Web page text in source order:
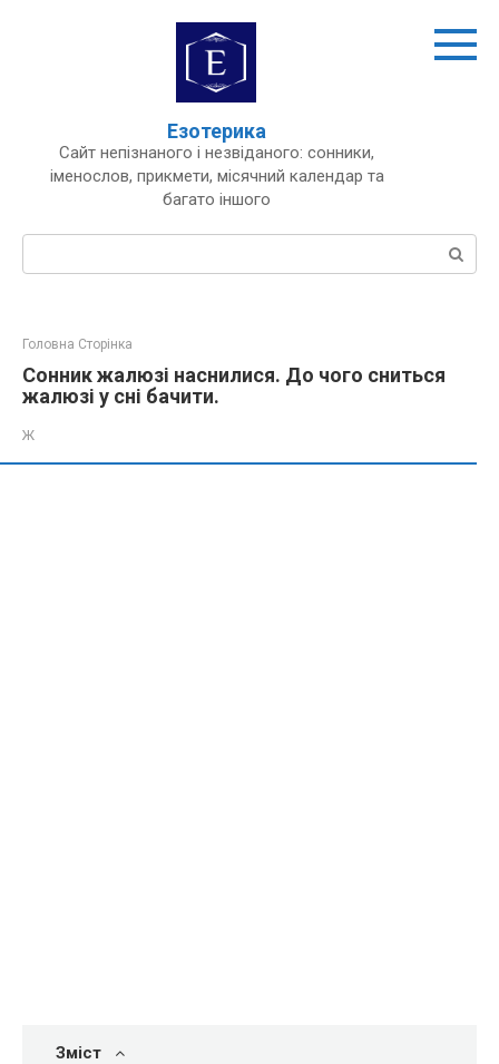
Езотерика
Сайт непізнаного і незвіданого: сонники,
іменослов, прикмети, місячний календар та
багато іншого
Пошук:
Головна Сторінка
Сонник жалюзі наснилися. До чого сниться
жалюзі у сні бачити.
Ж
Зміст